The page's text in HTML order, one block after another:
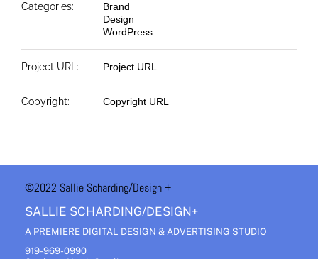
Categories:
Brand
Design
WordPress
Project URL: Project URL
Copyright: Copyright URL
©2022 Sallie Scharding/Design +
SALLIE SCHARDING/DESIGN+
A PREMIERE DIGITAL DESIGN & ADVERTISING STUDIO
919-969-0990